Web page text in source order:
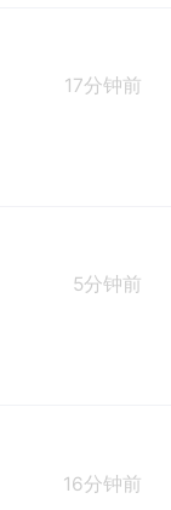
17分钟前
5分钟前
16分钟前